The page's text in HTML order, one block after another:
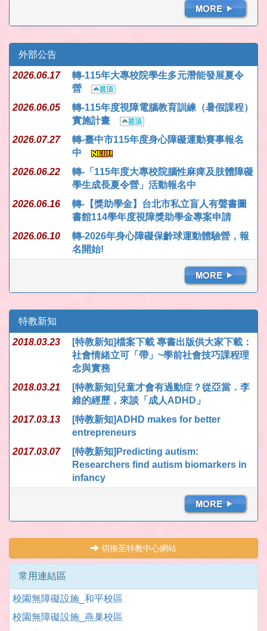
外部公告
2026.06.17
轉-115年大專校院學生多元潛能發展夏令
營
2026.06.05
轉-115年度視障電腦教育訓練（暑假課程）
實施計畫
2026.07.27
轉-臺中市115年度身心障礙運動賽事報名
中
2026.06.22
轉-「115年度大專校院腦性麻痺及肢體障礙
學生成長夏令營」活動報名中
2026.06.16
轉-【獎助學金】台北市私立盲人有聲書圖
書館114學年度視障獎助學金專案申請
2026.06.10
轉-2026年身心障礙保齡球運動體驗營，報
名開始!
特教新知
2018.03.23
[特教新知]檔案下載 專書出版供大家下載：
社會情緒立可「帶」~學前社會技巧課程理
念與實務
2018.03.21
[特教新知]兒童才會有過動症？從亞當．李
維的經歷，來談「成人ADHD」
2017.03.13
[特教新知]ADHD makes for better
entrepreneurs
2017.03.07
[特教新知]Predicting autism:
Researchers find autism biomarkers in
infancy
切換至特教中心網站
常用連結區
校園無障礙設施_和平校區
校園無障礙設施_燕巢校區